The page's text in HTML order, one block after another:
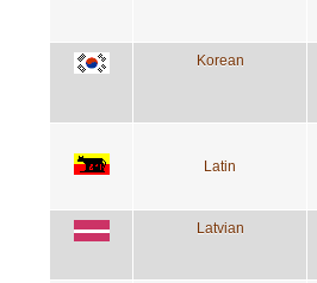
Korean
Latin
Latvian